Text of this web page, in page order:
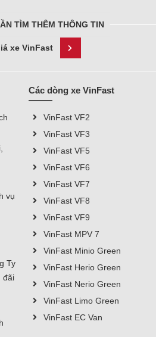
TÌM THÊM THÔNG TIN
xe VinFast
vụ
Ty
đãi
Các dòng xe VinFast
VinFast VF2
VinFast VF3
VinFast VF5
VinFast VF6
VinFast VF7
VinFast VF8
VinFast VF9
VinFast MPV 7
VinFast Minio Green
VinFast Herio Green
VinFast Nerio Green
VinFast Limo Green
VinFast EC Van